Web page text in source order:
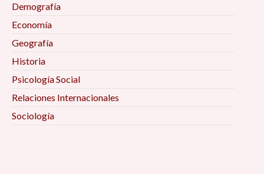
Demografía
Economía
Geografía
Historia
Psicología Social
Relaciones Internacionales
Sociología